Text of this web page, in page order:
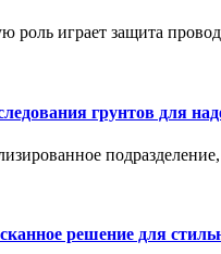
роль играет защита
грунтов для
решение для